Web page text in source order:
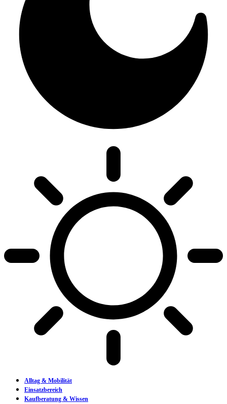
Alltag & Mobilität
Einsatzbereich
Kaufberatung & Wissen